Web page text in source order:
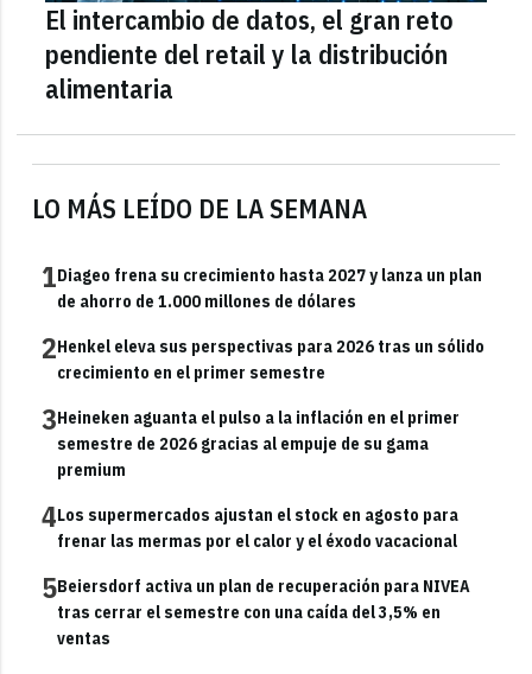
LO MÁS LEÍDO DE LA SEMANA
1Diageo frena su crecimiento hasta 2027 y lanza un plan
de ahorro de 1.000 millones de dólares
2Henkel eleva sus perspectivas para 2026 tras un sólido
crecimiento en el primer semestre
3Heineken aguanta el pulso a la inflación en el primer
semestre de 2026 gracias al empuje de su gama
premium
4Los supermercados ajustan el stock en agosto para
frenar las mermas por el calor y el éxodo vacacional
5Beiersdorf activa un plan de recuperación para NIVEA
tras cerrar el semestre con una caída del 3,5% en
ventas
El intercambio de datos, el gran reto
pendiente del retail y la distribución
alimentaria